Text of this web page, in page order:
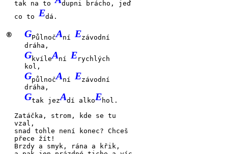
tak na to
dupni brácho, jeď
co to Edá.
® GPůlnočAníEzávodní
dráha,
GkvíleAníErychlých
kol,
GpůlnočAníEzávodní
dráha,
Gtak jezAdí alkoEhol.
Zatáčka, strom, kde se tu
vzal,
snad tohle není konec? Chceš
přece žít!
Brzdy a smyk, rána a křik,